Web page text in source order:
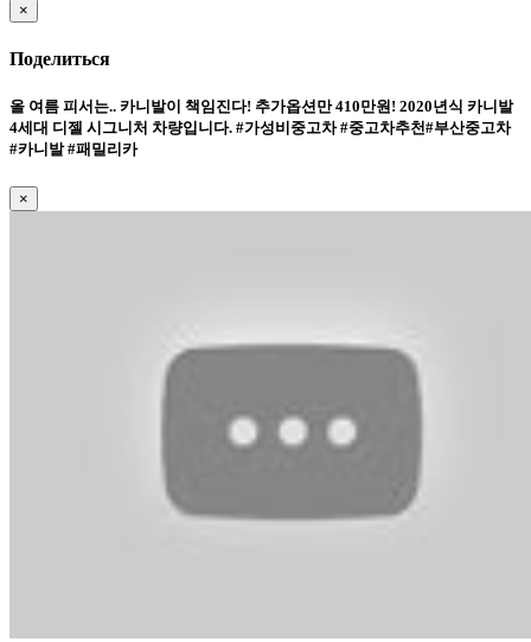
×
Поделиться
올 여름 피서는.. 카니발이 책임진다! 추가옵션만 410만원! 2020년식 카니발
4세대 디젤 시그니처 차량입니다. #가성비중고차 #중고차추천#부산중고차
#카니발 #패밀리카
×